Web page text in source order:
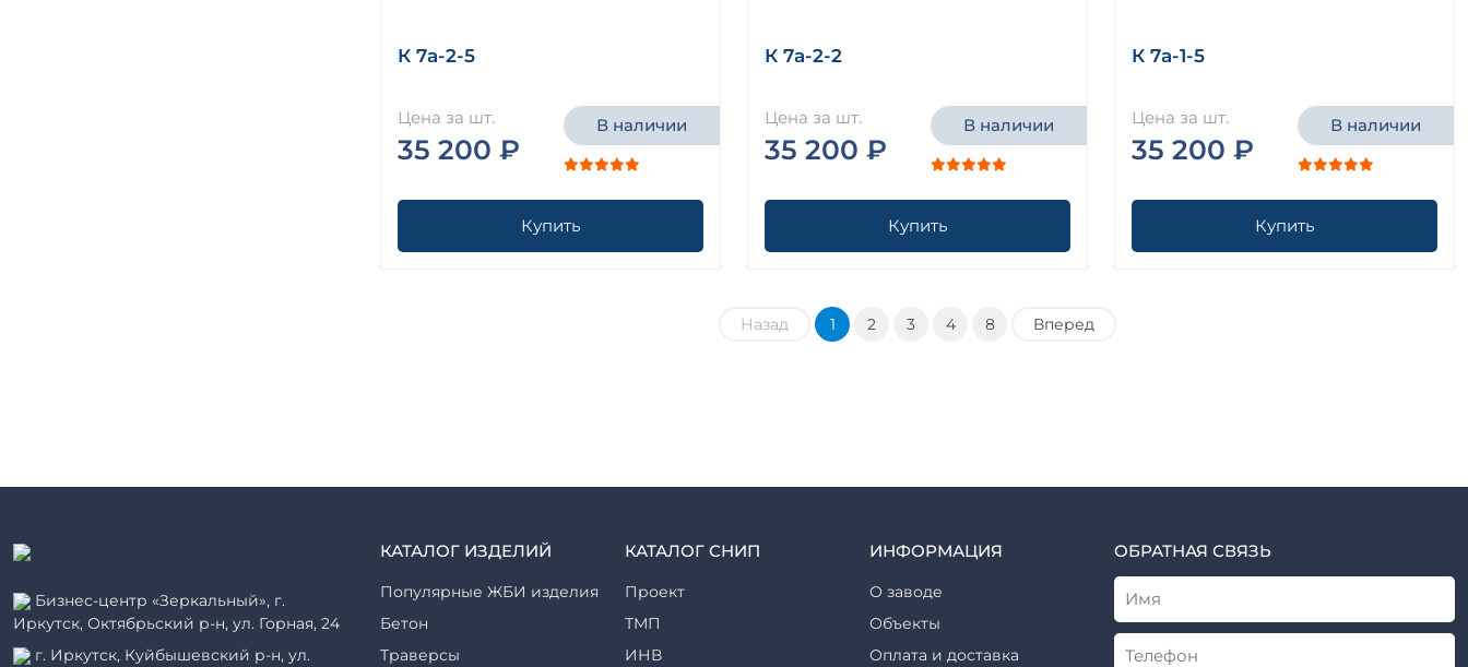
К 7а-2-5
Цена за шт.
35 200 ₽
В наличии
Купить
К 7а-2-2
Цена за шт.
35 200 ₽
В наличии
Купить
К 7а-1-5
Цена за шт.
35 200 ₽
В наличии
Купить
Назад 1 2 3 4 8 Вперед
Бизнес-центр «Зеркальный», г.
Иркутск, Октябрьский р-н, ул. Горная, 24
г. Иркутск, Куйбышевский р-н, ул.
КАТАЛОГ ИЗДЕЛИЙ
Популярные ЖБИ изделия
Бетон
Траверсы
КАТАЛОГ СНИП
Проект
ТМП
ИНВ
ИНФОРМАЦИЯ
О заводе
Объекты
Оплата и доставка
ОБРАТНАЯ СВЯЗЬ